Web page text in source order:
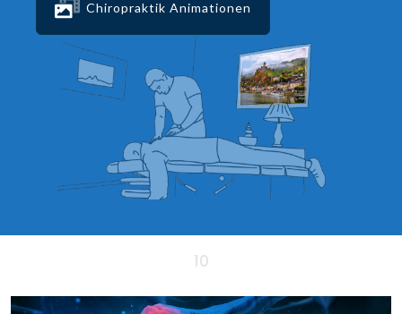
Chiropraktik Animationen
10